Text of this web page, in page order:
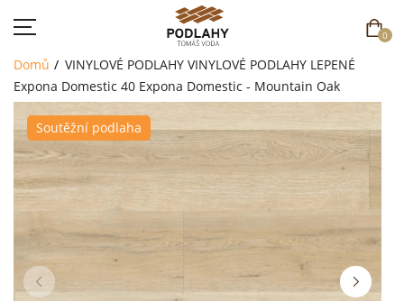
0
DOMŮ
SORTIMENT
AKCE
CENÍK
Domů VINYLOVÉ PODLAHY VINYLOVÉ PODLAHY LEPENÉ
Expona Domestic 40 Expona Domestic - Mountain Oak
Soutěžní podlaha